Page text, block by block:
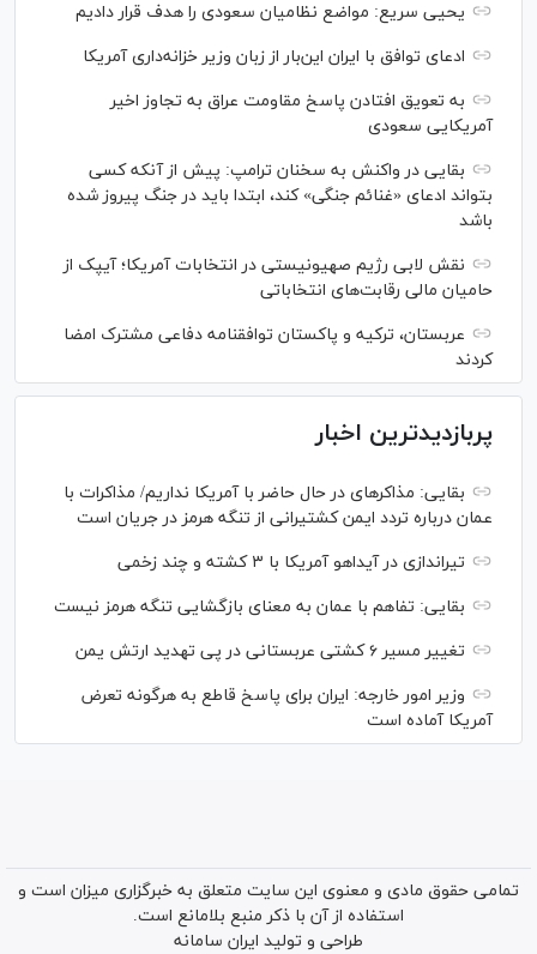
یحیی سریع: مواضع نظامیان سعودی را هدف قرار دادیم
ادعای توافق با ایران این‌بار از زبان وزیر خزانه‌داری آمریکا
به تعویق افتادن پاسخ مقاومت عراق به تجاوز اخیر
آمریکایی سعودی
بقایی در واکنش به سخنان ترامپ: پیش از آنکه کسی
بتواند ادعای «غنائم جنگی» کند، ابتدا باید در جنگ پیروز شده
باشد
نقش لابی رژیم صهیونیستی در انتخابات آمریکا؛ آیپک از
حامیان مالی رقابت‌های انتخاباتی
عربستان، ترکیه و پاکستان توافقنامه دفاعی مشترک امضا
کردند
پربازدیدترین اخبار
بقایی: مذاکره‎ای در حال حاضر با آمریکا نداریم/ مذاکرات با
عمان درباره تردد ایمن کشتیرانی از تنگه هرمز در جریان است
تیراندازی در آیداهو آمریکا با ۳ کشته و چند زخمی
بقایی: تفاهم با عمان به معنای بازگشایی تنگه هرمز نیست
تغییر مسیر ۶ کشتی عربستانی در پی تهدید ارتش یمن
وزیر امور خارجه: ایران برای پاسخ قاطع به هرگونه تعرض
آمریکا آماده است
تمامی حقوق مادی و معنوی این سایت متعلق به خبرگزاری میزان است و
استفاده از آن با ذکر منبع بلامانع است.
طراحی و تولید ایران سامانه